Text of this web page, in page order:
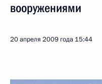
вооружениями
20 апреля 2009 года 15:44